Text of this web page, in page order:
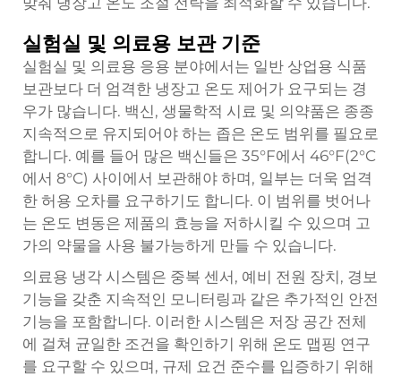
실험실 및 의료용 보관 기준
실험실 및 의료용 응용 분야에서는 일반 상업용 식품
보관보다 더 엄격한 냉장고 온도 제어가 요구되는 경
우가 많습니다. 백신, 생물학적 시료 및 의약품은 종종
지속적으로 유지되어야 하는 좁은 온도 범위를 필요로
합니다. 예를 들어 많은 백신들은 35°F에서 46°F(2°C
에서 8°C) 사이에서 보관해야 하며, 일부는 더욱 엄격
한 허용 오차를 요구하기도 합니다. 이 범위를 벗어나
는 온도 변동은 제품의 효능을 저하시킬 수 있으며 고
가의 약물을 사용 불가능하게 만들 수 있습니다.
의료용 냉각 시스템은 중복 센서, 예비 전원 장치, 경보
기능을 갖춘 지속적인 모니터링과 같은 추가적인 안전
기능을 포함합니다. 이러한 시스템은 저장 공간 전체
에 걸쳐 균일한 조건을 확인하기 위해 온도 맵핑 연구
를 요구할 수 있으며, 규제 요건 준수를 입증하기 위해